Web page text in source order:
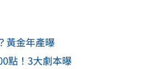
黃金年產曝
點！3大劇本曝